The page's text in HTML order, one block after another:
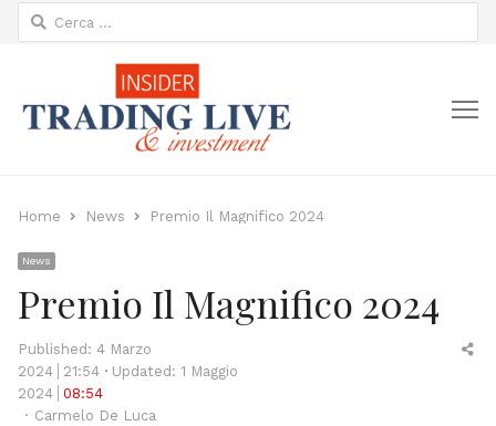
Ricerca
per:
Home News Premio Il Magnifico 2024
News
Premio Il Magnifico 2024
Published: 4 Marzo
2024
21:54
Updated: 1 Maggio
2024
08:54
Author
Carmelo De Luca